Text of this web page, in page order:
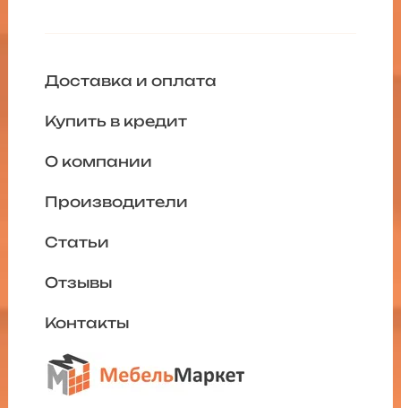
Доставка и оплата
Купить в кредит
О компании
Производители
Статьи
Отзывы
Контакты